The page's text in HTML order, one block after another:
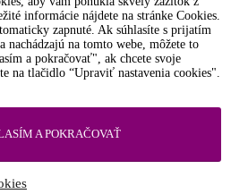
osobných údajov pre
osobných údajov
Všetky práva vyhradené
obchod
informácie nájdete na stránke Cookies.
zapnuté. Ak súhlasíte s prijatím
nachádzajú na tomto webe, môžete to
a pokračovať", ak chcete svoje
na tlačidlo “Upraviť nastavenia cookies".
A POKRAČOVAŤ